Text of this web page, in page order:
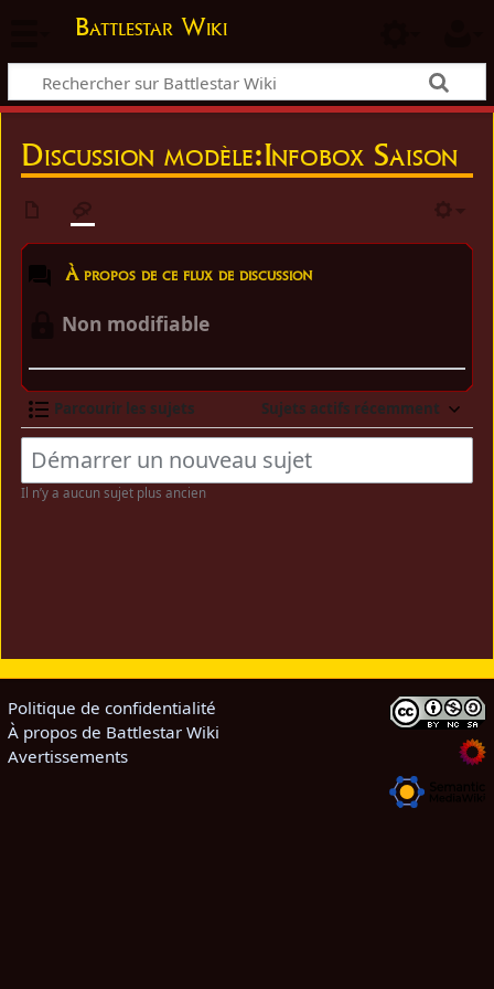
Battlestar Wiki
Discussion modèle:Infobox Saison
À propos de ce flux de discussion
Non modifiable
Parcourir les sujets Sujets actifs récemment
Il n’y a aucun sujet plus ancien
Politique de confidentialité
À propos de Battlestar Wiki
Avertissements